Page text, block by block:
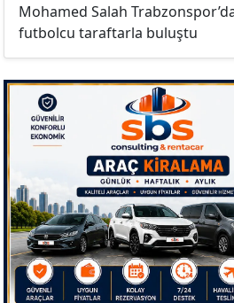
Mohamed Salah
futbolcu taraftarla buluştu